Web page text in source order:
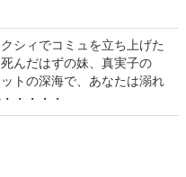
シィでコミュを立ち上げた
んだはずの妹、真実子の
トの深海で、あなたは溺れ
・・・・